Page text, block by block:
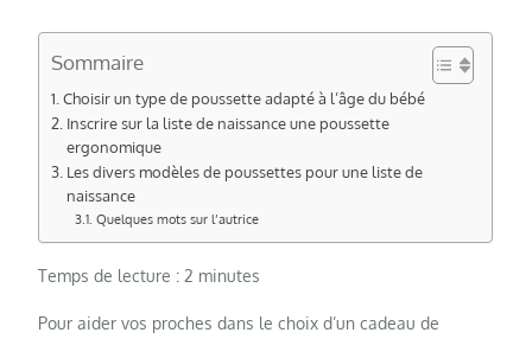
Sommaire
Choisir un type de poussette adapté à l’âge du bébé
Inscrire sur la liste de naissance une poussette
ergonomique
Les divers modèles de poussettes pour une liste de
naissance
Quelques mots sur l’autrice
Temps de lecture :2 minutes
Pour aider vos proches dans le choix d’un cadeau de